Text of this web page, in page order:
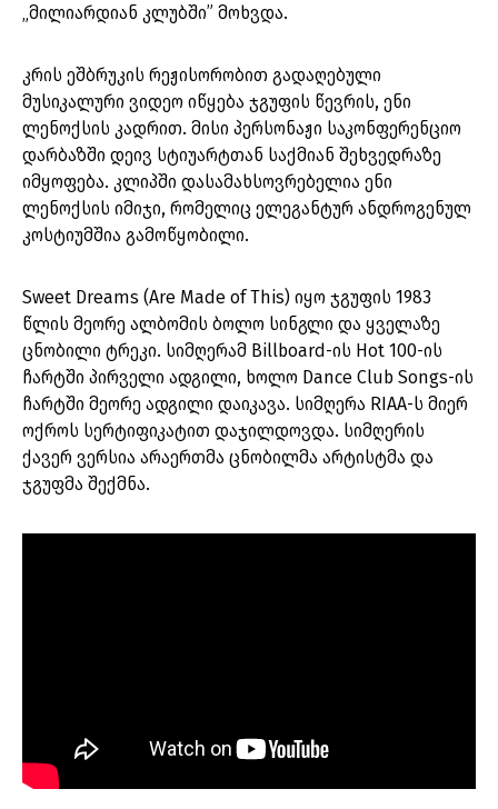
„მილიარდიან კლუბში” მოხვდა.
კრის ეშბრუკის რეჟისორობით გადაღებული
მუსიკალური ვიდეო იწყება ჯგუფის წევრის, ენი
ლენოქსის კადრით. მისი პერსონაჟი საკონფერენციო
დარბაზში დეივ სტიუარტთან საქმიან შეხვედრაზე
იმყოფება. კლიპში დასამახსოვრებელია ენი
ლენოქსის იმიჯი, რომელიც ელეგანტურ ანდროგენულ
კოსტიუმშია გამოწყობილი.
Sweet Dreams (Are Made of This) იყო ჯგუფის 1983
წლის მეორე ალბომის ბოლო სინგლი და ყველაზე
ცნობილი ტრეკი. სიმღერამ Billboard-ის Hot 100-ის
ჩარტში პირველი ადგილი, ხოლო Dance Club Songs-ის
ჩარტში მეორე ადგილი დაიკავა. სიმღერა RIAA-ს მიერ
ოქროს სერტიფიკატით დაჯილდოვდა. სიმღერის
ქავერ ვერსია არაერთმა ცნობილმა არტისტმა და
ჯგუფმა შექმნა.